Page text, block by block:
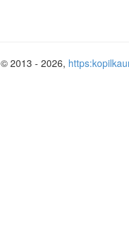
© 2013 - 2026,